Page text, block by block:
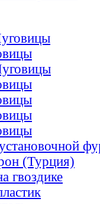
(Турция)
гвоздике